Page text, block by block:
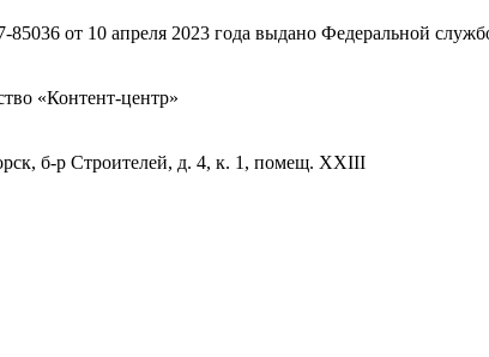
от 10 апреля 2023 года выдано Федеральной
«Контент-центр»
б-р Строителей, д. 4, к. 1, помещ. XXIII